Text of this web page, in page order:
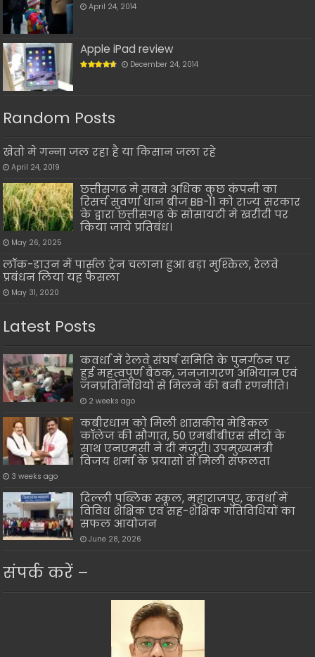
April 24, 2014
Apple iPad review
December 24, 2014
Random Posts
खेतो मे गन्ना जल रहा है या किसान जला रहे
April 24, 2019
छत्तीसगढ़ मे सबसे अधिक कुछ कंपनी का
रिसर्च सुवर्णा धान बीज BB-11 को राज्य सरकार
के द्वारा छत्तीसगढ़ के सोसायटी मे खरीदी पर
किया जाये प्रतिबंध।
May 26, 2025
लॉक-डाउन में पार्सल ट्रेन चलाना हुआ बड़ा मुश्किल, रेलवे
प्रबंधन लिया यह फैसला
May 31, 2020
Latest Posts
कवर्धा में रेलवे संघर्ष समिति के पुनर्गठन पर
हुई महत्वपूर्ण बैठक, जनजागरण अभियान एवं
जनप्रतिनिधियों से मिलने की बनी रणनीति।
2 weeks ago
कबीरधाम को मिली शासकीय मेडिकल
कॉलेज की सौगात, 50 एमबीबीएस सीटों के
साथ एनएमसी ने दी मंजूरी। उपमुख्यमंत्री
विजय शर्मा के प्रयासों से मिली सफलता
3 weeks ago
दिल्ली पब्लिक स्कूल, महाराजपुर, कवर्धा में
विविध शैक्षिक एवं सह-शैक्षिक गतिविधियों का
सफल आयोजन
June 28, 2026
संपर्क करें –